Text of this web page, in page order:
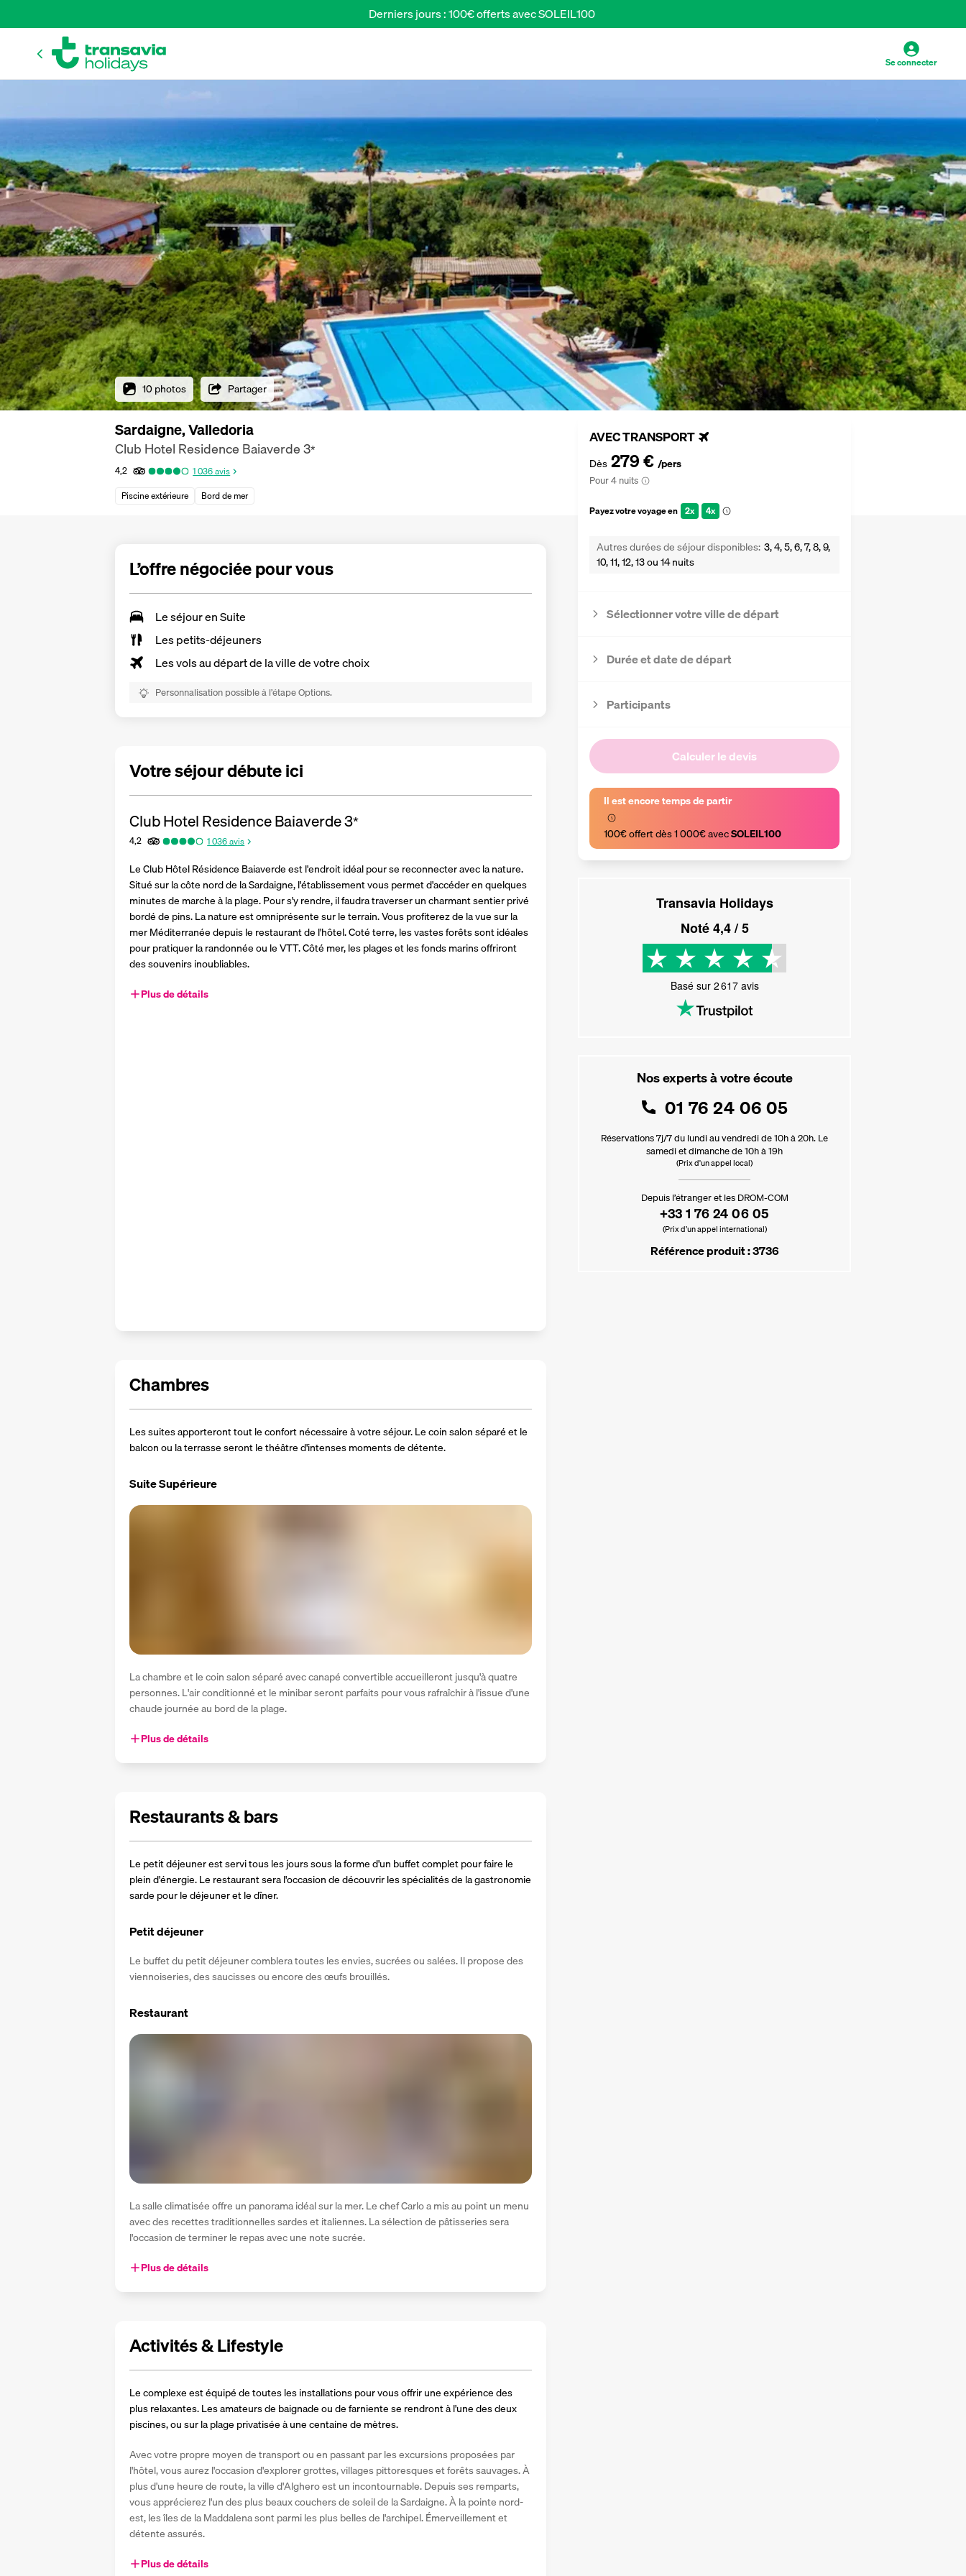
Derniers jours : 100€ offerts avec SOLEIL100
Se connecter
10 photos Partager
Sardaigne, Valledoria
Club Hotel Residence Baiaverde3*
4,2 1 036avis
Piscine extérieure
Bord de mer
AVEC TRANSPORT
Dès 279 € /pers
Pour 4 nuits
Payez votre voyage en 2x 4x
Autres durées de séjour disponibles 3, 4, 5, 6, 7, 8, 9,
10, 11, 12, 13 ou 14 nuits
Sélectionner votre ville de départ
Durée et date de départ
Participants
Calculer le devis
Il est encore temps de partir
100€ offert dès 1 000€ avec SOLEIL100
Transavia Holidays
Noté4,4/ 5
Basé sur 2 617avis
Nos experts à votre écoute
01 76 24 06 05
Réservations 7j/7 du lundi au vendredi de 10h à 20h. Le
samedi et dimanche de 10h à 19h
(Prix d'un appel local)
Depuis l’étranger et les DROM-COM
+33 1 76 24 06 05
(Prix d’un appel international)
Référence produit : 3736
L’offre négociée pour vous
Le séjour enSuite
Lespetits-déjeuners
Les vols au départ de la ville de votre choix
Personnalisation possible à l’étape Options.
Votre séjour débute ici
Club Hotel Residence Baiaverde3*
4,2 1 036avis
Le Club Hôtel Résidence Baiaverde est l'endroit idéal pour se reconnecter avec la nature.
Situé sur la côte nord de la Sardaigne, l'établissement vous permet d'accéder en quelques
minutes de marche à la plage. Pour s'y rendre, il faudra traverser un charmant sentier privé
bordé de pins. La nature est omniprésente sur le terrain. Vous profiterez de la vue sur la
mer Méditerranée depuis le restaurant de l'hôtel. Coté terre, les vastes forêts sont idéales
pour pratiquer la randonnée ou le VTT. Côté mer, les plages et les fonds marins offriront
des souvenirs inoubliables.
Plus de détails
Chambres
Les suites apporteront tout le confort nécessaire à votre séjour. Le coin salon séparé et le
balcon ou la terrasse seront le théâtre d'intenses moments de détente.
Suite Supérieure
La chambre et le coin salon séparé avec canapé convertible accueilleront jusqu'à quatre
personnes. L'air conditionné et le minibar seront parfaits pour vous rafraîchir à l'issue d'une
chaude journée au bord de la plage.
Plus de détails
Restaurants & bars
Le petit déjeuner est servi tous les jours sous la forme d'un buffet complet pour faire le
plein d'énergie. Le restaurant sera l'occasion de découvrir les spécialités de la gastronomie
sarde pour le déjeuner et le dîner.
Petit déjeuner
Le buffet du petit déjeuner comblera toutes les envies, sucrées ou salées. Il propose des
viennoiseries, des saucisses ou encore des œufs brouillés.
Restaurant
La salle climatisée offre un panorama idéal sur la mer. Le chef Carlo a mis au point un menu
avec des recettes traditionnelles sardes et italiennes. La sélection de pâtisseries sera
l'occasion de terminer le repas avec une note sucrée.
Plus de détails
Activités & Lifestyle
Le complexe est équipé de toutes les installations pour vous offrir une expérience des
plus relaxantes. Les amateurs de baignade ou de farniente se rendront à l'une des deux
piscines, ou sur la plage privatisée à une centaine de mètres.
Avec votre propre moyen de transport ou en passant par les excursions proposées par
l'hôtel, vous aurez l'occasion d'explorer grottes, villages pittoresques et forêts sauvages. À
plus d'une heure de route, la ville d'Alghero est un incontournable. Depuis ses remparts,
vous apprécierez l'un des plus beaux couchers de soleil de la Sardaigne. À la pointe nord-
est, les îles de la Maddalena sont parmi les plus belles de l'archipel. Émerveillement et
détente assurés.
Plus de détails